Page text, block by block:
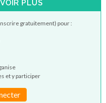
PLUS
gratuitement) pour :
et y participer